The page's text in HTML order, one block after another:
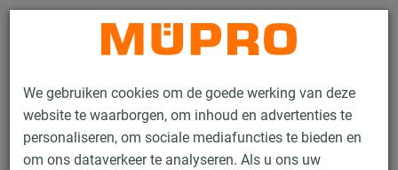
We gebruiken cookies om de goede werking van deze
website te waarborgen, om inhoud en advertenties te
personaliseren, om sociale mediafuncties te bieden en
om ons dataverkeer te analyseren. Als u ons uw
Contact